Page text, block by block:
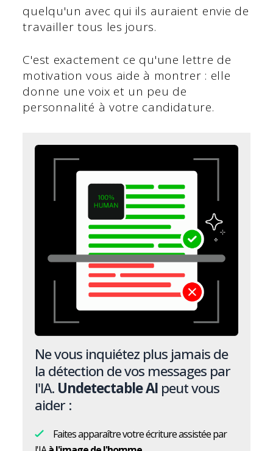
quelqu'un avec qui ils auraient envie de
travailler tous les jours.
C'est exactement ce qu'une lettre de
motivation vous aide à montrer : elle
donne une voix et un peu de
personnalité à votre candidature.
Ne vous inquiétez plus jamais de
la détection de vos messages par
l'IA. Undetectable AI peut vous
aider :
Faites apparaître votre écriture assistée par